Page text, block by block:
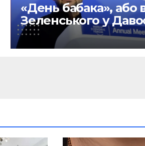
«День бабака», або
Зеленського у
саме сказав
(ФОТО/ВІДЕО)